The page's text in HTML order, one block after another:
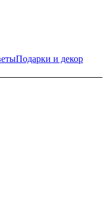
Подарки и декор